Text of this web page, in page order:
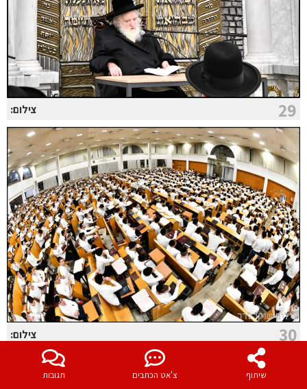
שיתוף צ'אט הכתבים תגובות
29 צילום:
30 צילום: